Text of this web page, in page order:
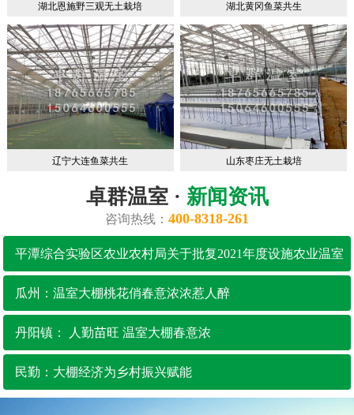
湖北恩施野三观无土栽培 湖北黄冈鱼菜共生
辽宁大连鱼菜共生 山东枣庄无土栽培
卓群温室 · 新闻资讯
咨询热线： 400-8318-261
平潭综合实验区农业农村局关于批复2021年度设施农业温室
大棚财政补助项目的函
瓜州：温室大棚桃花俏春意浓浓惹人醉
丹阳镇： 人勤苗旺 温室大棚春意浓
民勤：大棚经济为乡村振兴赋能